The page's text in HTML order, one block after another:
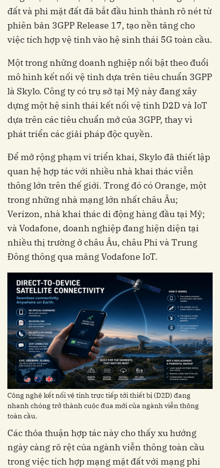
đất và phi mặt đất đã bắt đầu hình thành rõ nét từ
phiên bản 3GPP Release 17, tạo nền tảng cho
việc tích hợp vệ tinh vào hệ sinh thái 5G toàn cầu.
Một trong những doanh nghiệp nổi bật theo đuổi
mô hình kết nối vệ tinh dựa trên tiêu chuẩn 3GPP
là Skylo. Công ty có trụ sở tại Mỹ này đang xây
dựng một hệ sinh thái kết nối vệ tinh D2D và IoT
dựa trên các tiêu chuẩn mở của 3GPP, thay vì
phát triển các giải pháp độc quyền.
Để mở rộng phạm vi triển khai, Skylo đã thiết lập
quan hệ hợp tác với nhiều nhà khai thác viễn
thông lớn trên thế giới. Trong đó có Orange, một
trong những nhà mạng lớn nhất châu Âu;
Verizon, nhà khai thác di động hàng đầu tại Mỹ;
và Vodafone, doanh nghiệp đang hiện diện tại
nhiều thị trường ở châu Âu, châu Phi và Trung
Đông thông qua mảng Vodafone IoT.
Công nghệ kết nối vệ tinh trực tiếp tới thiết bị (D2D) đang
nhanh chóng trở thành cuộc đua mới của ngành viễn thông
toàn cầu.
Các thỏa thuận hợp tác này cho thấy xu hướng
ngày càng rõ rệt của ngành viễn thông toàn cầu
trong việc tích hợp mạng mặt đất với mạng phi